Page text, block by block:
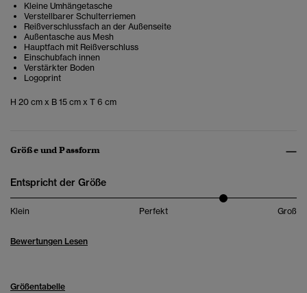
Kleine Umhängetasche
Verstellbarer Schulterriemen
Reißverschlussfach an der Außenseite
Außentasche aus Mesh
Hauptfach mit Reißverschluss
Einschubfach innen
Verstärkter Boden
Logoprint
H 20 cm x B 15 cm x T 6 cm
Größe und Passform
Entspricht der Größe
Klein Perfekt Groß
Bewertungen Lesen
Größentabelle